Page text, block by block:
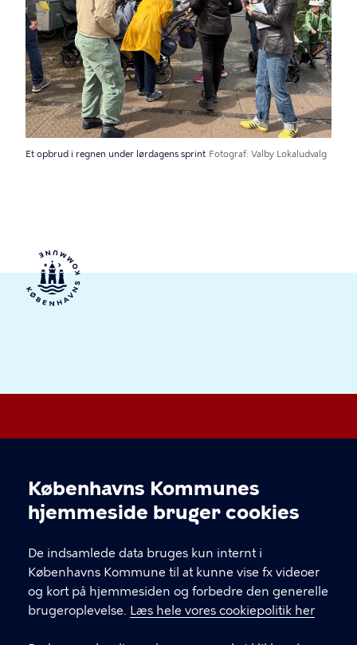
Cookieindstillinger
Københavns Kommunes
hjemmeside bruger cookies
De indsamlede data bruges kun internt i
Københavns Kommune til at kunne vise fx videoer
og kort på hjemmesiden og forbedre den generelle
brugeroplevelse. Læs hele vores cookiepolitik her
Et opbrud i regnen under lørdagens sprint Fotograf Valby Lokaludvalg
KONTAKT
Valgårdsvej 4-8 2500 Valby
valbylokaludvalg@okf.kk.dk